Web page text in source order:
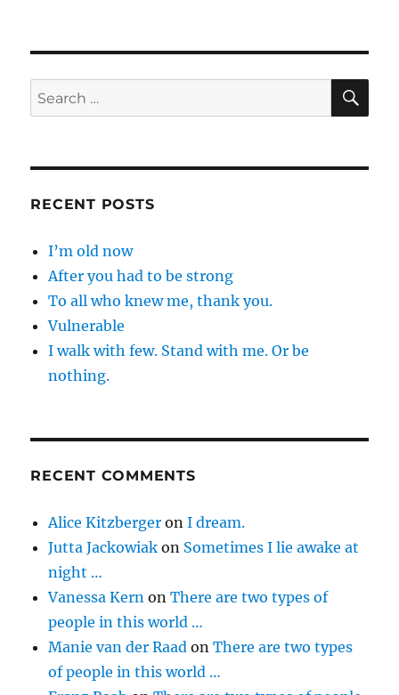
Search
for:
RECENT POSTS
I’m old now
After you had to be strong
To all who knew me, thank you.
Vulnerable
I walk with few. Stand with me. Or be
nothing.
RECENT COMMENTS
Alice Kitzberger onI dream.
Jutta Jackowiak on Sometimes I lie awake at
night …
Vanessa Kern onThere are two types of
people in this world …
Manie van der Raad onThere are two types
of people in this world …